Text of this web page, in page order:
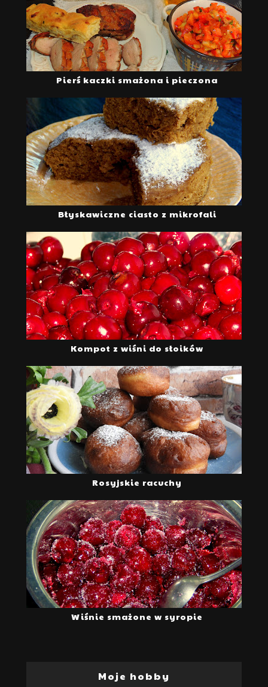
Pierś kaczki smażona i pieczona
Błyskawiczne ciasto z mikrofali
Kompot z wiśni do słoików
Rosyjskie racuchy
Wiśnie smażone w syropie
Moje hobby